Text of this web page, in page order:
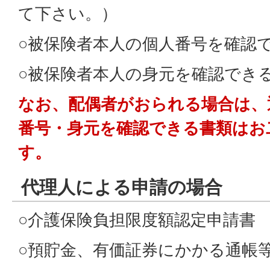
て下さい。）
○被保険者本人の個人番号を確認
○被保険者本人の身元を確認でき
なお、配偶者がおられる場合は
番号・身元を確認できる書類は
す。
代理人による申請の場合
○介護保険負担限度額認定申請書
○預貯金、有価証券にかかる通帳